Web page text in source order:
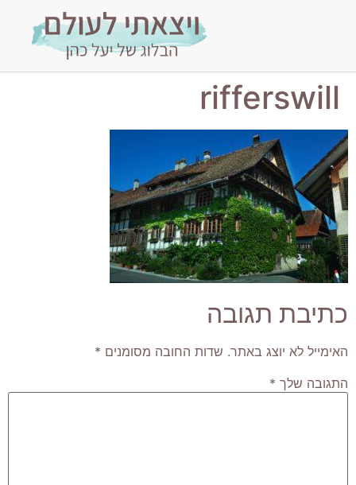
rifferswill
כתיבת תגובה
האימייל לא יוצג באתר. שדות החובה מסומנים *
התגובה שלך *